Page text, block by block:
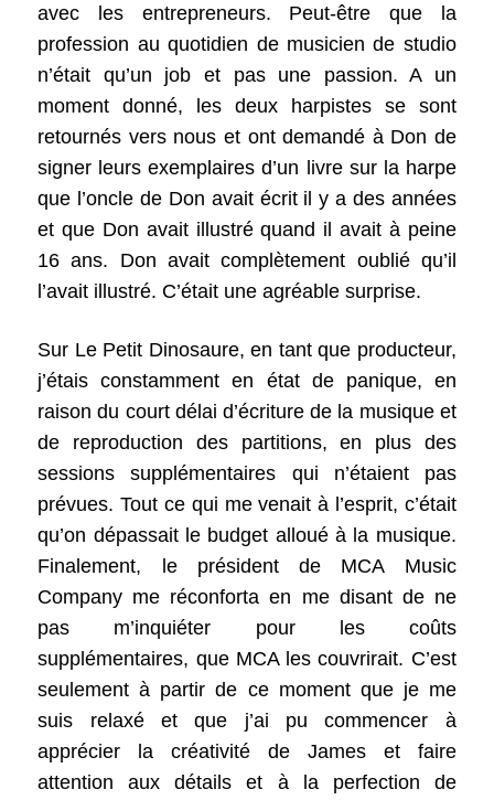
avec les entrepreneurs. Peut-être que la
profession au quotidien de musicien de studio
n’était qu’un job et pas une passion. A un
moment donné, les deux harpistes se sont
retournés vers nous et ont demandé à Don de
signer leurs exemplaires d’un livre sur la harpe
que l’oncle de Don avait écrit il y a des années
et que Don avait illustré quand il avait à peine
16 ans. Don avait complètement oublié qu’il
l’avait illustré. C’était une agréable surprise.
Sur Le Petit Dinosaure, en tant que producteur,
j’étais constamment en état de panique, en
raison du court délai d’écriture de la musique et
de reproduction des partitions, en plus des
sessions supplémentaires qui n’étaient pas
prévues. Tout ce qui me venait à l’esprit, c’était
qu’on dépassait le budget alloué à la musique.
Finalement, le président de MCA Music
Company me réconforta en me disant de ne
pas m’inquiéter pour les coûts
supplémentaires, que MCA les couvrirait. C’est
seulement à partir de ce moment que je me
suis relaxé et que j’ai pu commencer à
apprécier la créativité de James et faire
attention aux détails et à la perfection de